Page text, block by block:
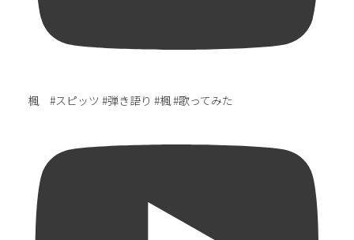
楓 #スピッツ #弾き語り #楓 #歌ってみた